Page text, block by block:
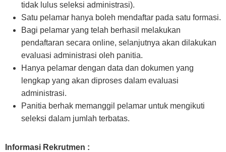
tidak lulus seleksi administrasi).
Satu pelamar hanya boleh mendaftar pada satu formasi.
Bagi pelamar yang telah berhasil melakukan
pendaftaran secara online, selanjutnya akan dilakukan
evaluasi administrasi oleh panitia.
Hanya pelamar dengan data dan dokumen yang
lengkap yang akan diproses dalam evaluasi
administrasi.
Panitia berhak memanggil pelamar untuk mengikuti
seleksi dalam jumlah terbatas.
Informasi Rekrutmen :